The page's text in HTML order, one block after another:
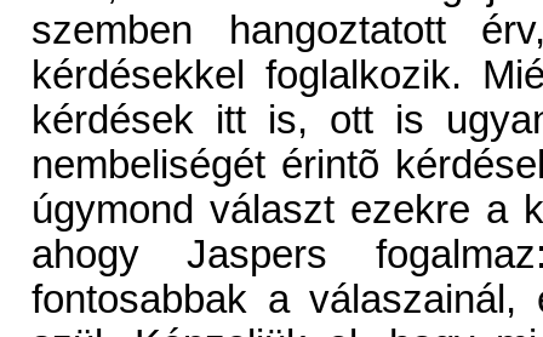
szemben hangoztatott
kérdésekkel foglalkozik.
kérdések itt is, ott is
nembeliségét érintõ
úgymond választ ezekre a
ahogy Jaspers
fontosabbak a